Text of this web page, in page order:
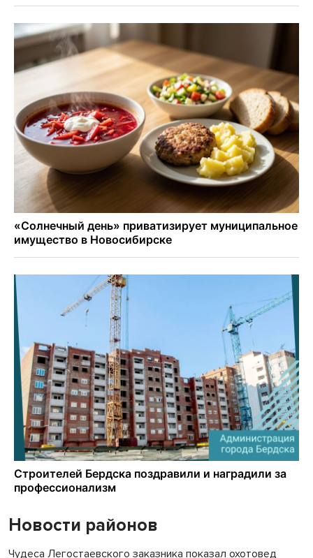
Новости районов
Чудеса Легостаевского заказника показал охотовед